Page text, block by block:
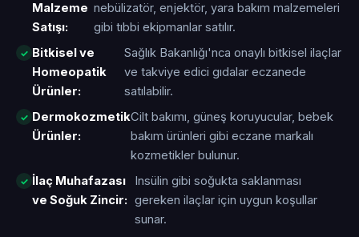
Malzeme
Satışı:
nebülizatör, enjektör, yara bakım malzemeleri
gibi tıbbi ekipmanlar satılır.
Bitkisel ve
Homeopatik
Ürünler:
Sağlık Bakanlığı'nca onaylı bitkisel ilaçlar
ve takviye edici gıdalar eczanede
satılabilir.
Dermokozmetik
Ürünler:
Cilt bakımı, güneş koruyucular, bebek
bakım ürünleri gibi eczane markalı
kozmetikler bulunur.
İlaç Muhafazası
ve Soğuk Zincir:
Insülin gibi soğukta saklanması
gereken ilaçlar için uygun koşullar
sunar.